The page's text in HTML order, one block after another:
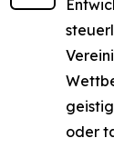
oder